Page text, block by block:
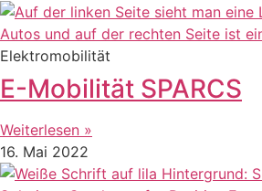
Elektromobilität
E-Mobilität SPARCS
Weiterlesen »
16. Mai 2022